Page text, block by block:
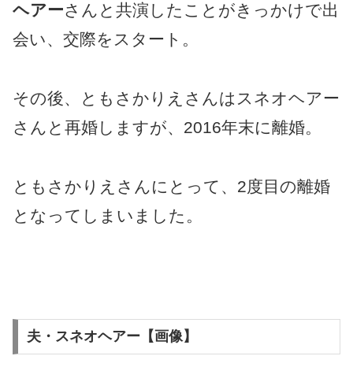
ヘアーさんと共演したことがきっかけで出
会い、交際をスタート。
その後、ともさかりえさんはスネオヘアー
さんと再婚しますが、2016年末に離婚。
ともさかりえさんにとって、2度目の離婚
となってしまいました。
夫・スネオヘアー【画像】